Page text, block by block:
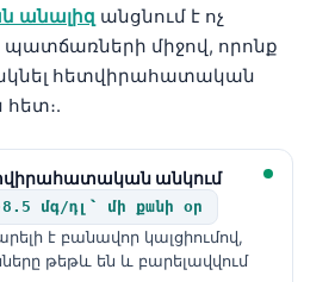
անալիզ անցնում է ոչ
միջով, որոնք
հետվիրահատական
անկում
մգ/դլ՝ մի քանի օր
է բանավոր կալցիումով,
թեթև են և բարելավվում